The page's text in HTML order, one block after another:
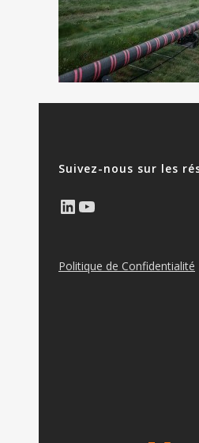
Suivez-nous sur les
LinkedIn
YouTube
Politique de Confidentialité